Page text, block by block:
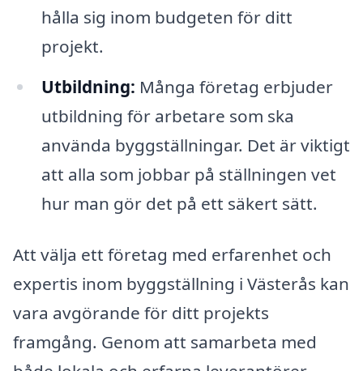
hålla sig inom budgeten för ditt
projekt.
Utbildning: Många företag erbjuder
utbildning för arbetare som ska
använda byggställningar. Det är viktigt
att alla som jobbar på ställningen vet
hur man gör det på ett säkert sätt.
Att välja ett företag med erfarenhet och
expertis inom byggställning i Västerås kan
vara avgörande för ditt projekts
framgång. Genom att samarbeta med